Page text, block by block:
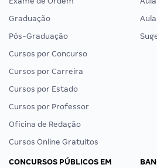
Graduação
Pós-Graduação
Cursos por Concurso
Cursos por Carreira
Cursos por Estado
Cursos por Professor
Oficina de Redação
Cursos Online Gratuitos
CONCURSOS PÚBLICOS EM